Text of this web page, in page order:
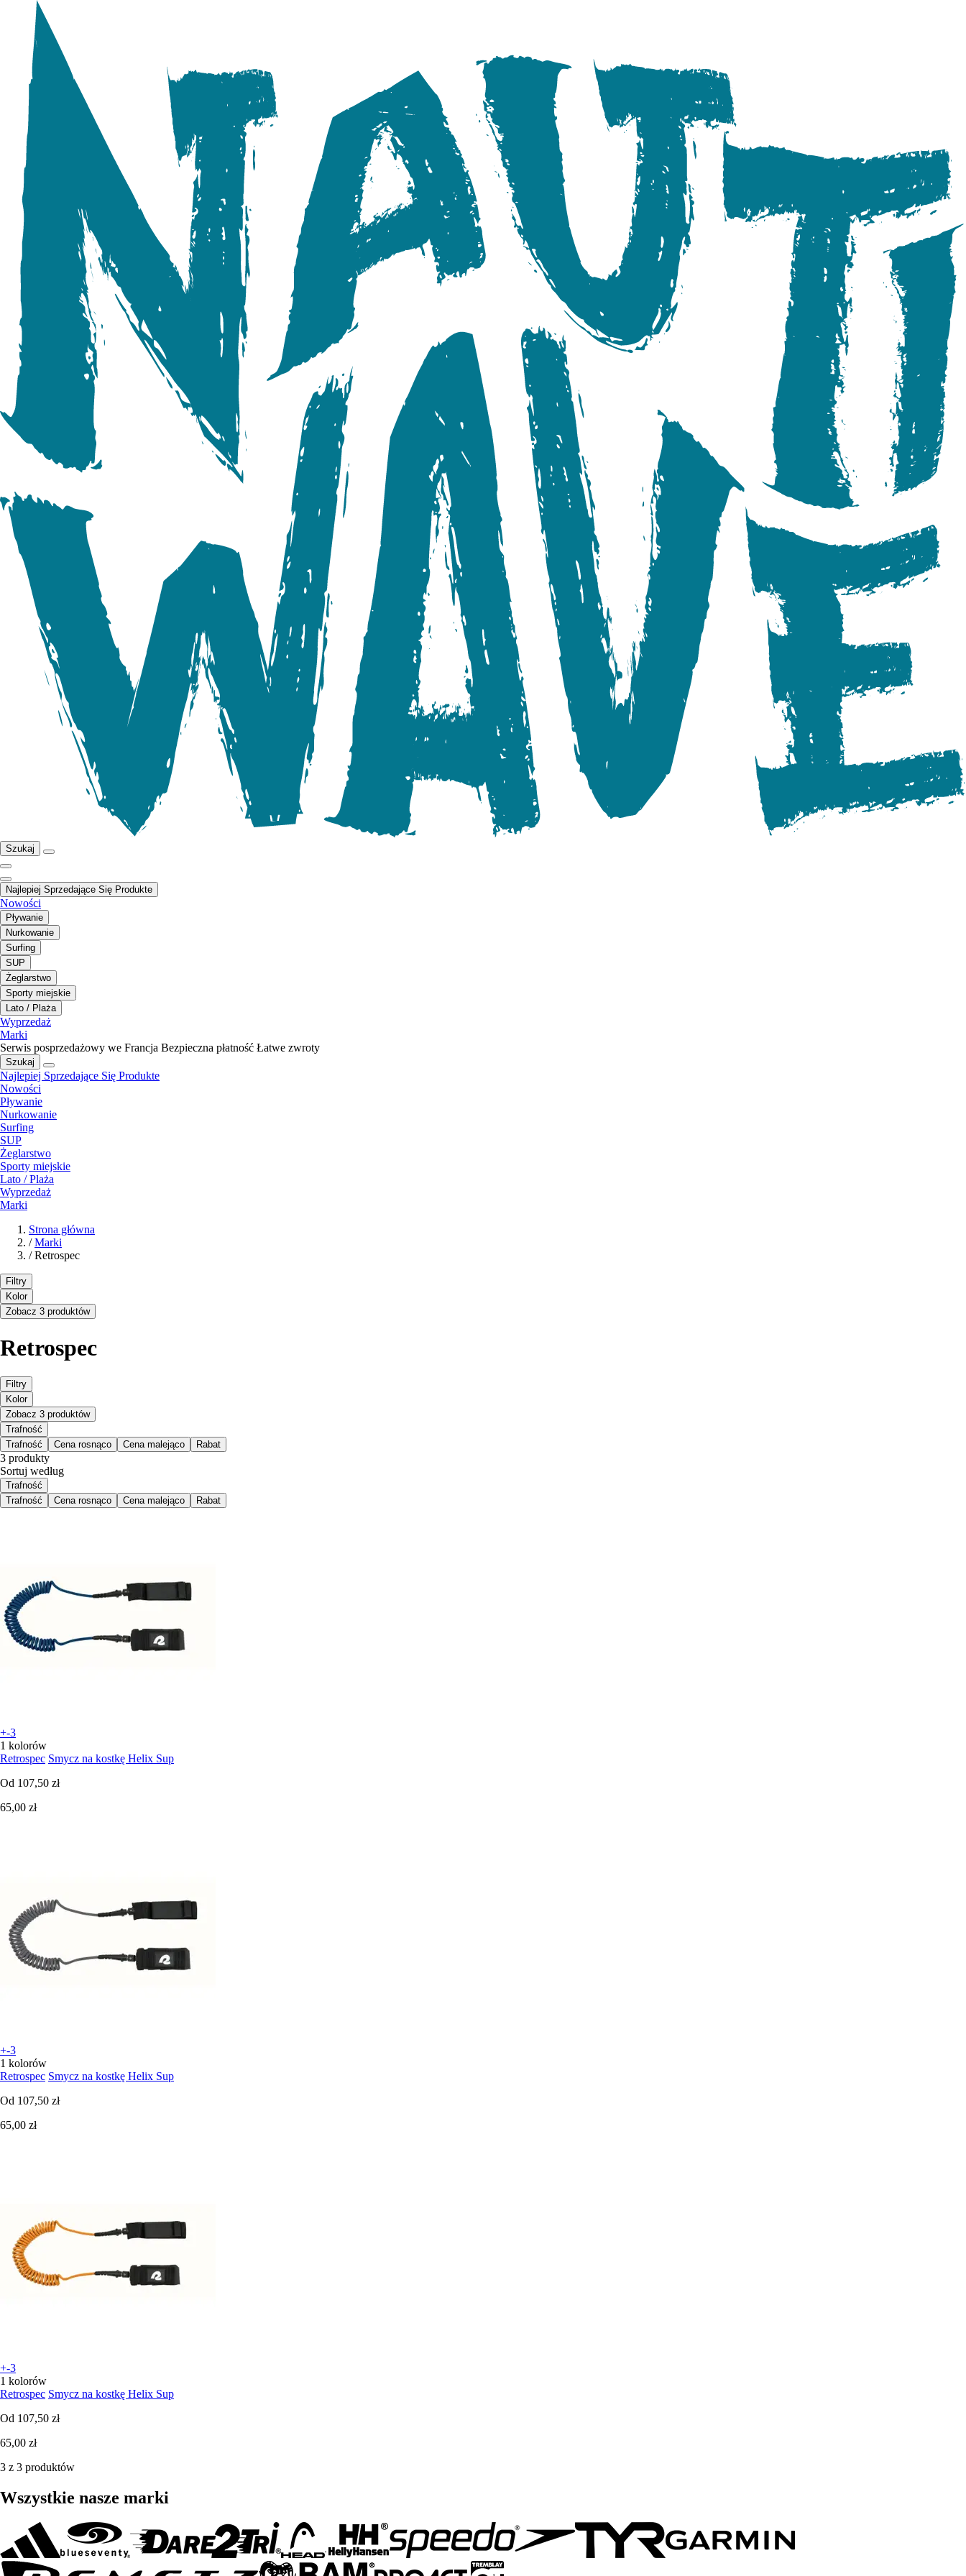
Szukaj
Najlepiej Sprzedające Się Produkte
Nowości
Pływanie
Nurkowanie
Surfing
SUP
Żeglarstwo
Sporty miejskie
Lato / Plaża
Wyprzedaż
Marki
Serwis posprzedażowy we Francja Bezpieczna płatność Łatwe zwroty
Szukaj
Najlepiej Sprzedające Się Produkte
Nowości
Pływanie
Nurkowanie
Surfing
SUP
Żeglarstwo
Sporty miejskie
Lato / Plaża
Wyprzedaż
Marki
Strona główna
/ Marki
/ Retrospec
Filtry
Kolor
Zobacz 3 produktów
Retrospec
Filtry
Kolor
Zobacz 3 produktów
Trafność
Trafność
Cena rosnąco Cena malejąco Rabat
3 produkty
Sortuj według
Trafność
Trafność
Cena rosnąco Cena malejąco Rabat
+-3
1 kolorów
Retrospec Smycz na kostkę Helix Sup
Od 107,50 zł
65,00 zł
+-3
1 kolorów
Retrospec Smycz na kostkę Helix Sup
Od 107,50 zł
65,00 zł
+-3
1 kolorów
Retrospec Smycz na kostkę Helix Sup
Od 107,50 zł
65,00 zł
3 z 3 produktów
Wszystkie nasze marki